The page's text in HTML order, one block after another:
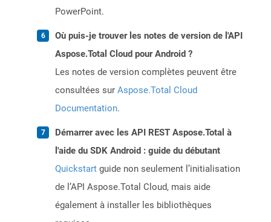
PowerPoint.
Où puis-je trouver les notes de version de l'API
Aspose.Total Cloud pour Android ?
Les notes de version complètes peuvent être
consultées sur Aspose.Total Cloud
Documentation.
Démarrer avec les API REST Aspose.Total à
l'aide du SDK Android : guide du débutant
Quickstart guide non seulement l’initialisation
de l’API Aspose.Total Cloud, mais aide
également à installer les bibliothèques